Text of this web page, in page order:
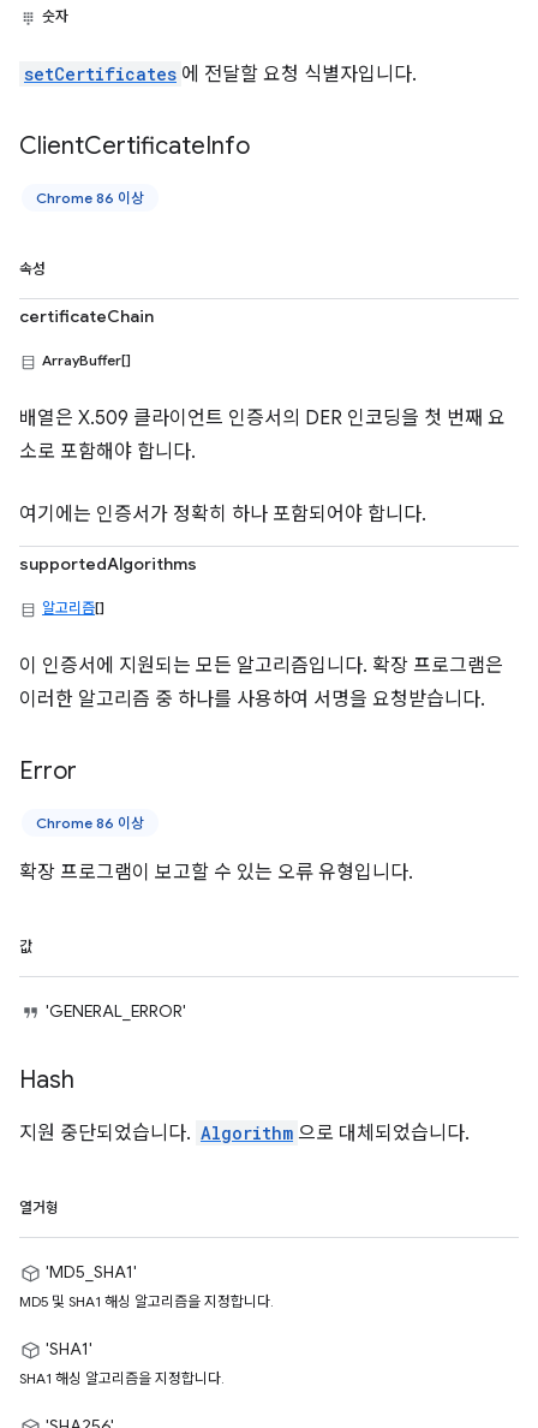
숫자
setCertificates 에 전달할 요청 식별자입니다.
ClientCertificateInfo
Chrome 86 이상
속성
certificateChain
ArrayBuffer[]
배열은 X.509 클라이언트 인증서의 DER 인코딩을 첫 번째 요
소로 포함해야 합니다.
여기에는 인증서가 정확히 하나 포함되어야 합니다.
supportedAlgorithms
알고리즘[]
이 인증서에 지원되는 모든 알고리즘입니다. 확장 프로그램은
이러한 알고리즘 중 하나를 사용하여 서명을 요청받습니다.
Error
Chrome 86 이상
확장 프로그램이 보고할 수 있는 오류 유형입니다.
값
'GENERAL_ERROR'
Hash
지원 중단되었습니다. Algorithm 으로 대체되었습니다.
열거형
'MD5_SHA1'
MD5 및 SHA1 해싱 알고리즘을 지정합니다.
'SHA1'
SHA1 해싱 알고리즘을 지정합니다.